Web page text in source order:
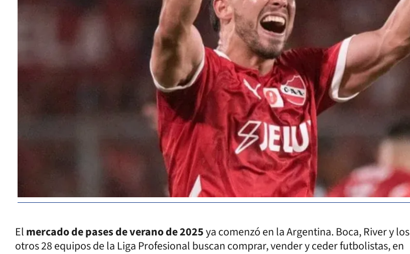
Elmercado de pases de verano de 2025ya comenzó en la Argentina. Boca, River y los
otros 28 equipos de la Liga Profesional buscan comprar, vender y ceder futbolistas, en